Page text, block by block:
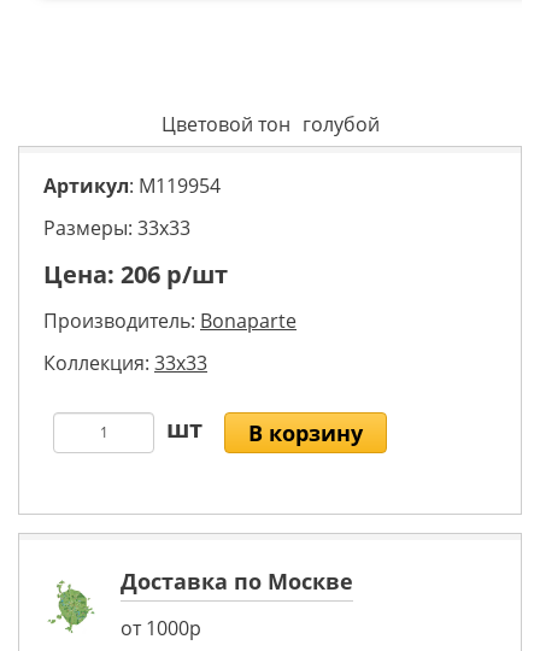
Цветовой тон голубой
Артикул: M119954
Размеры: 33х33
Цена: 206 р/шт
Производитель: Bonaparte
Коллекция: 33x33
В корзину
Доставка по Москве
от 1000р